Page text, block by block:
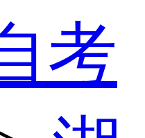
考